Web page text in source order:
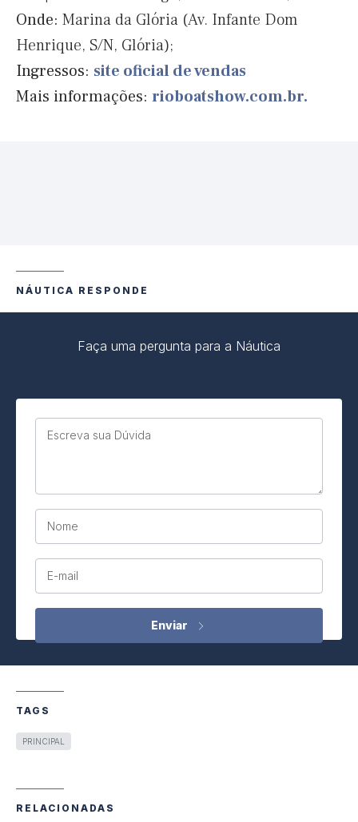
Onde: Marina da Glória (Av. Infante Dom
Henrique, S/N, Glória);
Ingressos: site oficial de vendas
Mais informações: rioboatshow.com.br.
NÁUTICA RESPONDE
Faça uma pergunta para a Náutica
Escreva sua Dúvida
Nome
E-mail
TAGS
PRINCIPAL
RELACIONADAS